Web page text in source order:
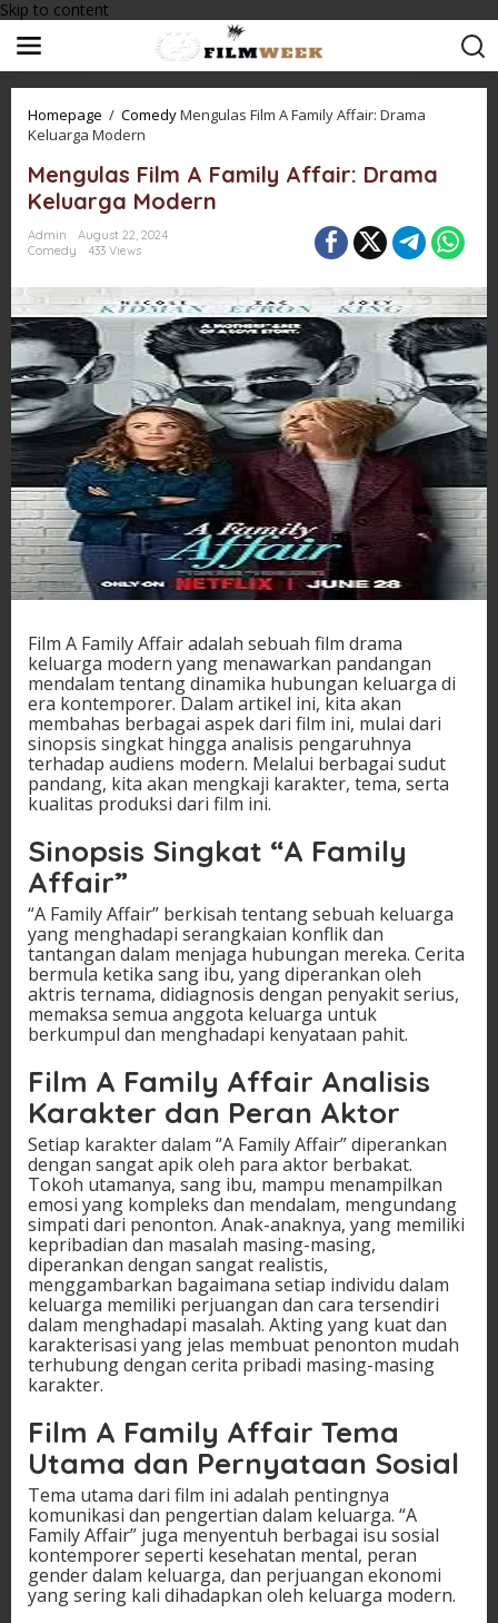
Skip to content
Homepage / ComedyMengulas Film A Family Affair: Drama
Keluarga Modern
Mengulas Film A Family Affair: Drama
Keluarga Modern
Admin
August 22, 2024
Comedy
433 Views
Film A Family Affair adalah sebuah film drama
keluarga modern yang menawarkan pandangan
mendalam tentang dinamika hubungan keluarga di
era kontemporer. Dalam artikel ini, kita akan
membahas berbagai aspek dari film ini, mulai dari
sinopsis singkat hingga analisis pengaruhnya
terhadap audiens modern. Melalui berbagai sudut
pandang, kita akan mengkaji karakter, tema, serta
kualitas produksi dari film ini.
Sinopsis Singkat “A Family
Affair”
“A Family Affair” berkisah tentang sebuah keluarga
yang menghadapi serangkaian konflik dan
tantangan dalam menjaga hubungan mereka. Cerita
bermula ketika sang ibu, yang diperankan oleh
aktris ternama, didiagnosis dengan penyakit serius,
memaksa semua anggota keluarga untuk
berkumpul dan menghadapi kenyataan pahit.
Film A Family Affair Analisis
Karakter dan Peran Aktor
Setiap karakter dalam “A Family Affair” diperankan
dengan sangat apik oleh para aktor berbakat.
Tokoh utamanya, sang ibu, mampu menampilkan
emosi yang kompleks dan mendalam, mengundang
simpati dari penonton. Anak-anaknya, yang memiliki
kepribadian dan masalah masing-masing,
diperankan dengan sangat realistis,
menggambarkan bagaimana setiap individu dalam
keluarga memiliki perjuangan dan cara tersendiri
dalam menghadapi masalah. Akting yang kuat dan
karakterisasi yang jelas membuat penonton mudah
terhubung dengan cerita pribadi masing-masing
karakter.
Film A Family Affair Tema
Utama dan Pernyataan Sosial
Tema utama dari film ini adalah pentingnya
komunikasi dan pengertian dalam keluarga. “A
Family Affair” juga menyentuh berbagai isu sosial
kontemporer seperti kesehatan mental, peran
gender dalam keluarga, dan perjuangan ekonomi
yang sering kali dihadapkan oleh keluarga modern.